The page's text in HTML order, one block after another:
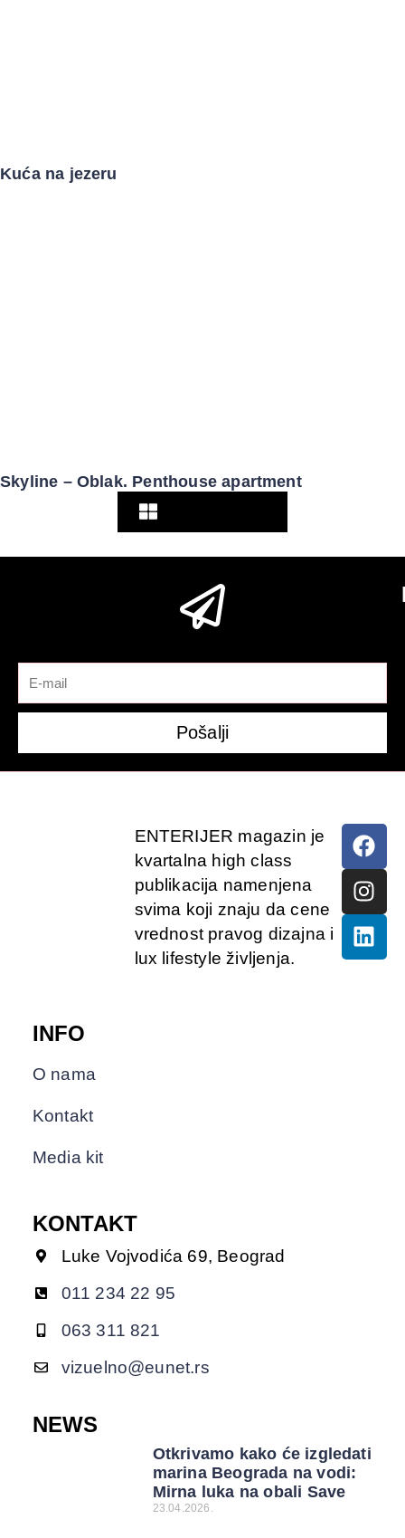
Kuća na jezeru
Skyline – Oblak. Penthouse apartment
Pošalji
ENTERIJER magazin je
kvartalna high class
publikacija namenjena
svima koji znaju da cene
vrednost pravog dizajna i
lux lifestyle življenja.
INFO
O nama
Kontakt
Media kit
KONTAKT
Luke Vojvodića 69, Beograd
011 234 22 95
063 311 821
vizuelno@eunet.rs
NEWS
Otkrivamo kako će izgledati
marina Beograda na vodi:
Mirna luka na obali Save
23.04.2026.